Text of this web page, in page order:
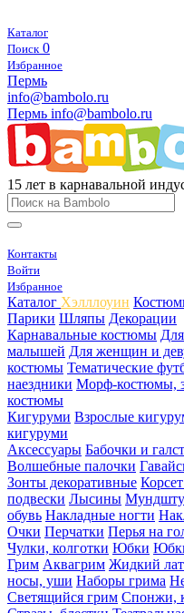
Каталог
Поиск 0
Избранное
Пермь
info@bambolo.ru
Пермь info@bambolo.ru
15 лет в карнавальной
Контакты
Войти
Избранное
Каталог Хэлллоуин
Парики Шляпы Декорации
Карнавальные костюмы
малышей Для женщин и
костюмы Тематические
наездники Морф-костюмы,
костюмы
Кигуруми Взрослые
кигуруми
Аксессуары Бабочки и
Волшебные палочки
Зонты декоративные
подвески Лысины
обувь Накладные ногти
Очки Перчатки Перья на
Чулки, колготки Юбки
Грим Аквагрим Жидкий
носы, уши Наборы грима
Светящийся грим Спонжи,